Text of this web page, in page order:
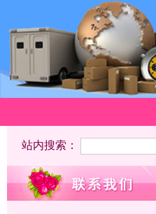
站内搜索：